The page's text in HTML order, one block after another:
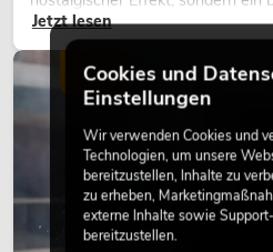
Gestaltungsmittel: Es schafft
Charakter und kann technische
wirken lassen.
Jetzt lesen
LICHT
Cookies und
Einstellungen
Wir verwenden Cookies und
Technologien, um unsere
bereitzustellen, Inhalte zu
zu erheben,
externe Inhalte sowie
bereitzustellen.